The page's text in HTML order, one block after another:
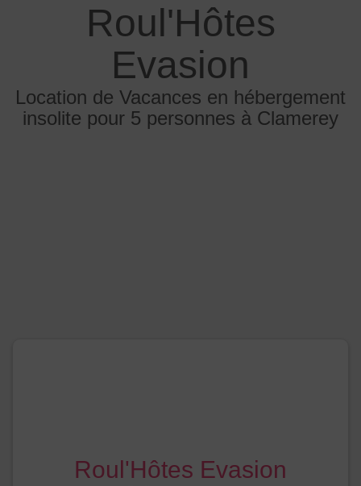
Roul'Hôtes
Evasion
Location de Vacances en hébergement
insolite pour 5 personnes à Clamerey
Roul'Hôtes Evasion